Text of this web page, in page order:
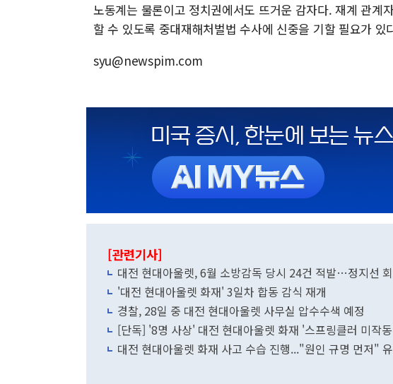
노동계는 물론이고 정치권에서도 뜨거운 감자다. 재계 관계
할 수 있도록 중대재해처벌법 수사에 신중을 기할 필요가 있
syu@newspim.com
[관련기사]
대전 현대아울렛, 6월 소방감독 당시 24건 적발…정지선
'대전 현대아울렛 화재' 3일차 합동 감식 재개
경찰, 28일 중 대전 현대아울렛 사무실 압수수색 예정
[단독] '8명 사상' 대전 현대아울렛 화재 '스프링클러 미작
대전 현대아울렛 화재 사고 수습 진행..."원인 규명 먼저"